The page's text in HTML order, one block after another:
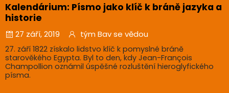
Kalendárium: Písmo jako klíč k bráně jazyka a
historie
27 září, 2019 tým Bav se vědou
27. září 1822 získalo lidstvo klíč k pomyslné bráně
starověkého Egypta. Byl to den, kdy Jean-François
Champollion oznámil úspěšné rozluštění hieroglyfického
písma.